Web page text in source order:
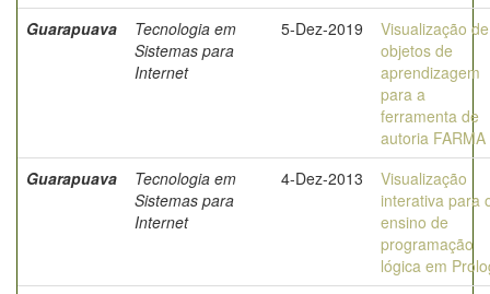
Guarapuava
Tecnologia em
Sistemas para
Internet
5-Dez-2019
Visualização de
objetos de
aprendizagem
para a
ferramenta de
autoria FARMA
Guarapuava
Tecnologia em
Sistemas para
Internet
4-Dez-2013
Visualização
interativa para
ensino de
programação
lógica em